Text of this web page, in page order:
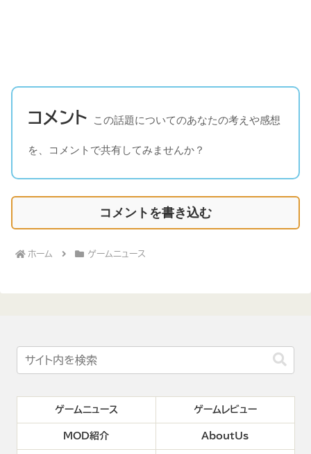
コメント この話題についてのあなたの考えや感想
を、コメントで共有してみませんか？
コメントを書き込む
ホーム ゲームニュース
ゲームニュース ゲームレビュー
MOD紹介 AboutUs